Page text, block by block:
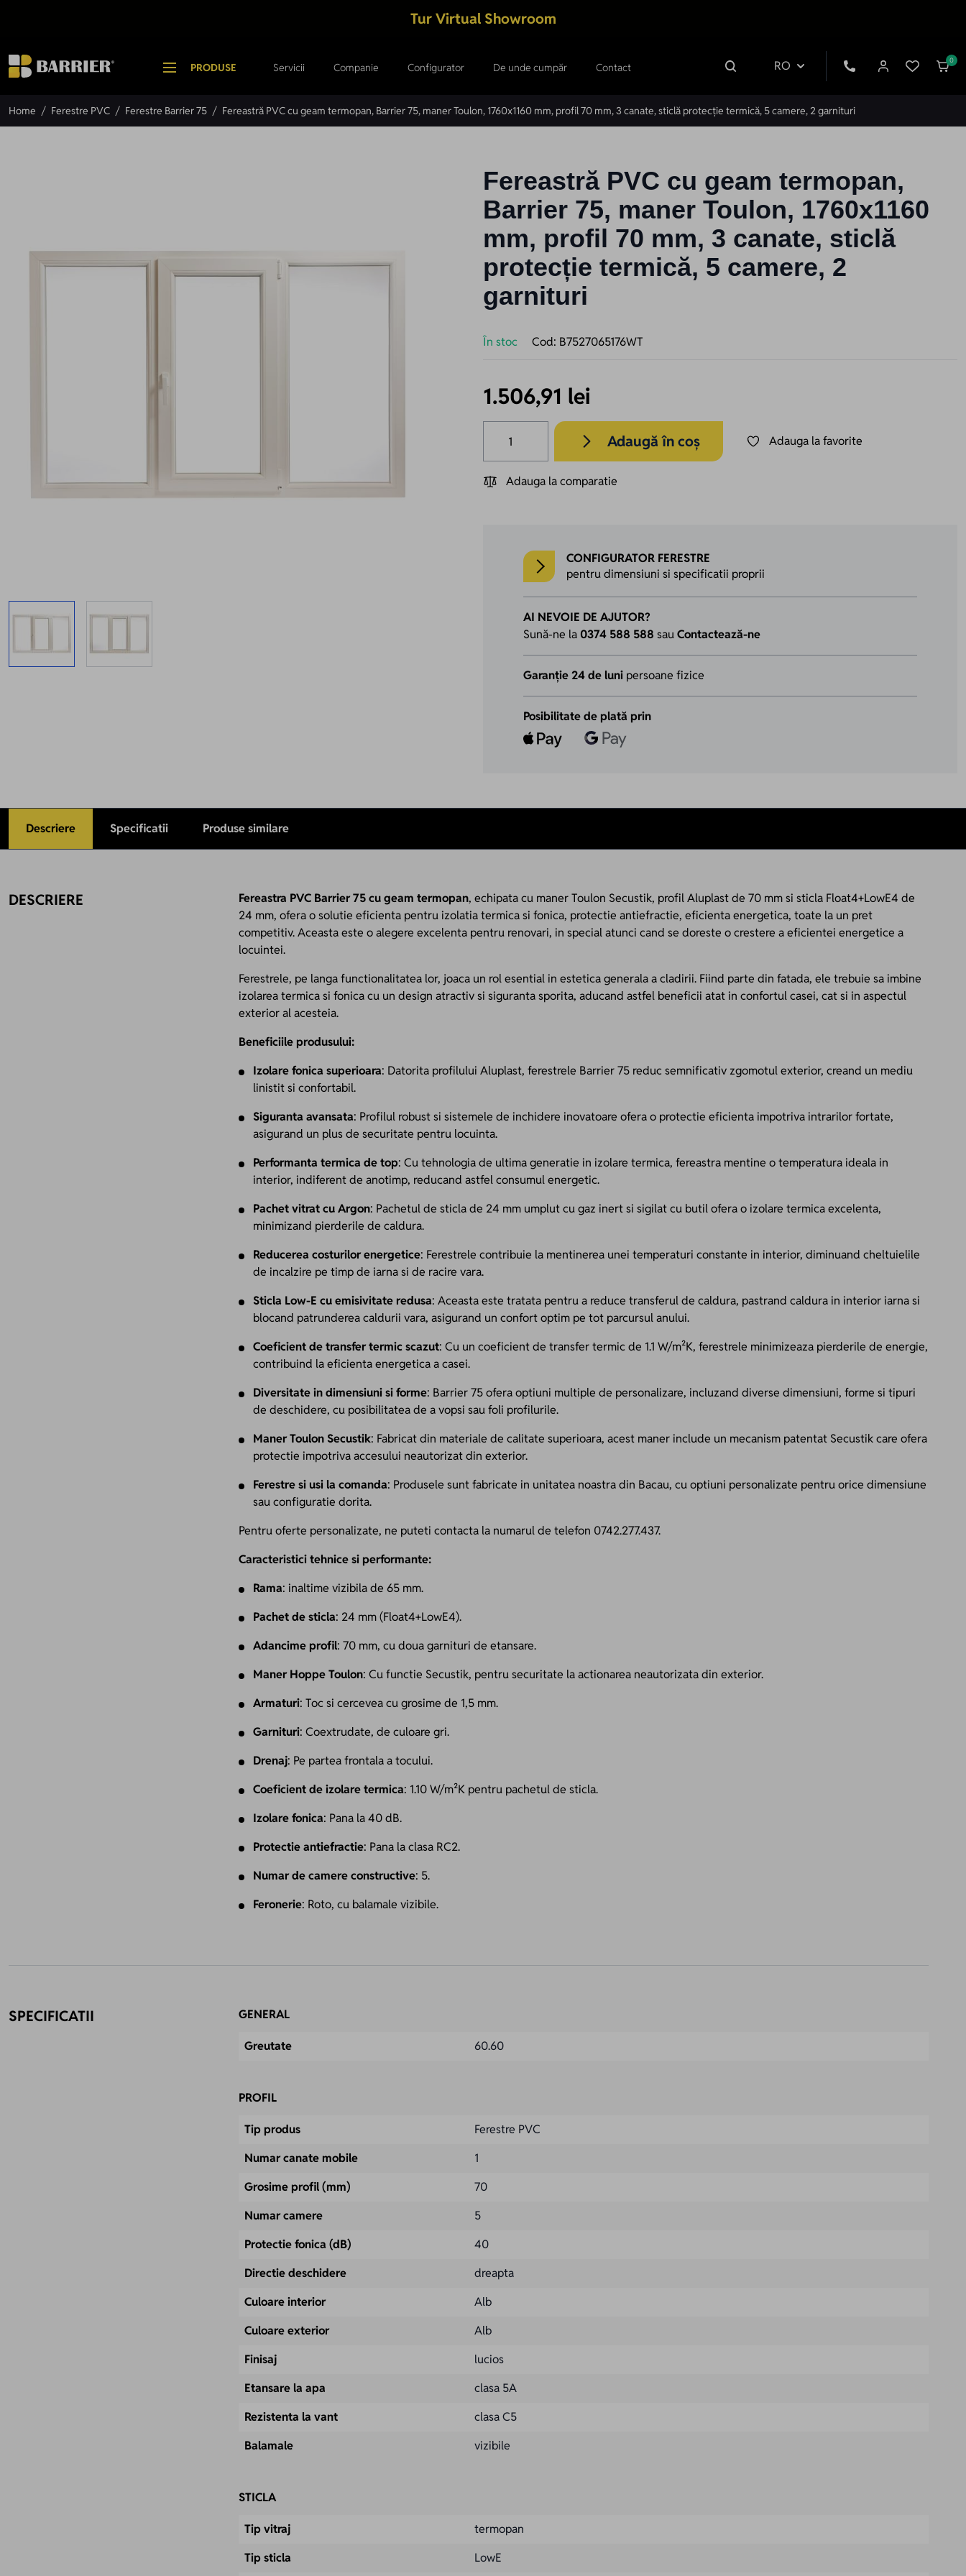
Tur Virtual Showroom
PRODUSE Servicii Companie Configurator De unde cumpăr Contact RO 0
Home / Ferestre PVC / Ferestre Barrier 75 / Fereastră PVC cu geam termopan, Barrier 75, maner Toulon, 1760x1160 mm, profil 70 mm, 3 canate, sticlă protecție termică, 5 camere, 2 garnituri
Fereastră PVC cu geam termopan,
Barrier 75, maner Toulon, 1760x1160
mm, profil 70 mm, 3 canate, sticlă
protecție termică, 5 camere, 2
garnituri
În stoc Cod: B7527065176WT
1.506,91 lei
Adaugă în coș Adauga la favorite
Adauga la comparatie
CONFIGURATOR FERESTRE
pentru dimensiuni si specificatii proprii
AI NEVOIE DE AJUTOR?
Sună-ne la 0374 588 588 sauContactează-ne
Garanție 24 de luni persoane fizice
Posibilitate de plată prin
Descriere Specificatii Produse similare
DESCRIERE Fereastra PVC Barrier 75 cu geam termopan, echipata cu maner Toulon Secustik, profil Aluplast de 70 mm si sticla Float4+LowE4 de
24 mm, ofera o solutie eficienta pentru izolatia termica si fonica, protectie antiefractie, eficienta energetica, toate la un pret
competitiv. Aceasta este o alegere excelenta pentru renovari, in special atunci cand se doreste o crestere a eficientei energetice a
locuintei.
Ferestrele, pe langa functionalitatea lor, joaca un rol esential in estetica generala a cladirii. Fiind parte din fatada, ele trebuie sa imbine
izolarea termica si fonica cu un design atractiv si siguranta sporita, aducand astfel beneficii atat in confortul casei, cat si in aspectul
exterior al acesteia.
Beneficiile produsului:
Izolare fonica superioara: Datorita profilului Aluplast, ferestrele Barrier 75 reduc semnificativ zgomotul exterior, creand un mediu
linistit si confortabil.
Siguranta avansata: Profilul robust si sistemele de inchidere inovatoare ofera o protectie eficienta impotriva intrarilor fortate,
asigurand un plus de securitate pentru locuinta.
Performanta termica de top: Cu tehnologia de ultima generatie in izolare termica, fereastra mentine o temperatura ideala in
interior, indiferent de anotimp, reducand astfel consumul energetic.
Pachet vitrat cu Argon: Pachetul de sticla de 24 mm umplut cu gaz inert si sigilat cu butil ofera o izolare termica excelenta,
minimizand pierderile de caldura.
Reducerea costurilor energetice: Ferestrele contribuie la mentinerea unei temperaturi constante in interior, diminuand cheltuielile
de incalzire pe timp de iarna si de racire vara.
Sticla Low-E cu emisivitate redusa: Aceasta este tratata pentru a reduce transferul de caldura, pastrand caldura in interior iarna si
blocand patrunderea caldurii vara, asigurand un confort optim pe tot parcursul anului.
Coeficient de transfer termic scazut: Cu un coeficient de transfer termic de 1.1 W/m²K, ferestrele minimizeaza pierderile de energie,
contribuind la eficienta energetica a casei.
Diversitate in dimensiuni si forme: Barrier 75 ofera optiuni multiple de personalizare, incluzand diverse dimensiuni, forme si tipuri
de deschidere, cu posibilitatea de a vopsi sau foli profilurile.
Maner Toulon Secustik: Fabricat din materiale de calitate superioara, acest maner include un mecanism patentat Secustik care ofera
protectie impotriva accesului neautorizat din exterior.
Ferestre si usi la comanda: Produsele sunt fabricate in unitatea noastra din Bacau, cu optiuni personalizate pentru orice dimensiune
sau configuratie dorita.
Pentru oferte personalizate, ne puteti contacta la numarul de telefon 0742.277.437.
Caracteristici tehnice si performante:
Rama: inaltime vizibila de 65 mm.
Pachet de sticla: 24 mm (Float4+LowE4).
Adancime profil: 70 mm, cu doua garnituri de etansare.
Maner Hoppe Toulon: Cu functie Secustik, pentru securitate la actionarea neautorizata din exterior.
Armaturi: Toc si cercevea cu grosime de 1,5 mm.
Garnituri: Coextrudate, de culoare gri.
Drenaj: Pe partea frontala a tocului.
Coeficient de izolare termica: 1.10 W/m²K pentru pachetul de sticla.
Izolare fonica: Pana la 40 dB.
Protectie antiefractie: Pana la clasa RC2.
Numar de camere constructive: 5.
Feronerie: Roto, cu balamale vizibile.
SPECIFICATII GENERAL
Greutate 60.60
PROFIL
Tip produs
Ferestre PVC
Numar canate mobile
1
Grosime profil (mm)
70
Numar camere
5
Protectie fonica (dB)
40
Directie deschidere
dreapta
Culoare interior
Alb
Culoare exterior
Alb
Finisaj
lucios
Etansare la apa
clasa 5A
Rezistenta la vant
clasa C5
Balamale
vizibile
STICLA
Tip vitraj
termopan
Tip sticla
LowE